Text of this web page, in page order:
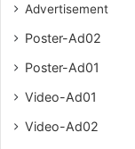
Advertisement
Poster-Ad02
Poster-Ad01
Video-Ad01
Video-Ad02